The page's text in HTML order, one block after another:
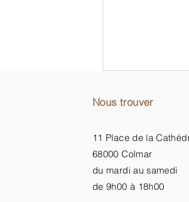
Nous trouver
11 Place de la
68000 Colmar
du mardi au samedi
de 9h00 à 18h00